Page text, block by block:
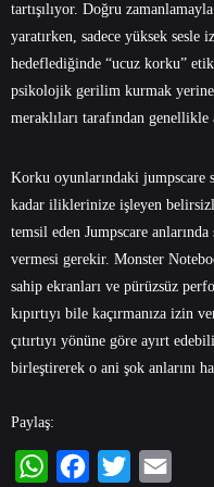
tartışılıyor. Doğru
yaratırken, sadece yüksek sesle
hedeflediğinde “ucuz korku”
psikolojik gerilim kurmak yerine
meraklıları tarafından
Korku oyunlarındaki jumpscare
kadar iliklerinize işleyen
temsil eden Jumpscare
vermesi gerekir. Monster
sahip ekranları ve pürüzsüz
kıpırtıyı bile kaçırmanıza izin
çıtırtıyı yönüne göre ayırt
birleştirerek o ani şok anlarını
Paylaş: